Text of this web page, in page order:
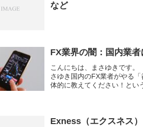
など
FX業界の闇：国内業
こんにちは、まさゆきです
さゆき国内のFX業者がやる
体的に教えてください！とい
Exness（エクスネス